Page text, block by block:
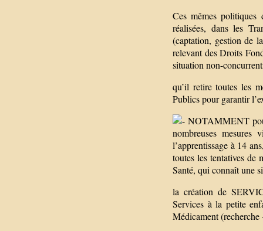
Ces mêmes
réalisées, dans les
(captation, gestion de
relevant des Droits
situation non-
qu’il retire toutes les
Publics pour garantir
NOTAMMENT
nombreuses
l’apprentissage à 14
toutes les tentatives de
Santé, qui connaît une
la création de
Services à la petite
Médicament